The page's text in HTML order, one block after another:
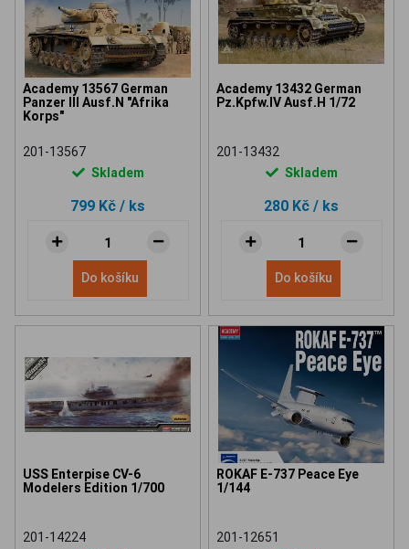
Academy 13567 German
Panzer III Ausf.N "Afrika
Korps"
201-13567
Skladem
799 Kč / ks
Do košíku
Academy 13432 German
Pz.Kpfw.IV Ausf.H 1/72
201-13432
Skladem
280 Kč / ks
Do košíku
USS Enterpise CV-6
Modelers Edition 1/700
201-14224
ROKAF E-737 Peace Eye
1/144
201-12651